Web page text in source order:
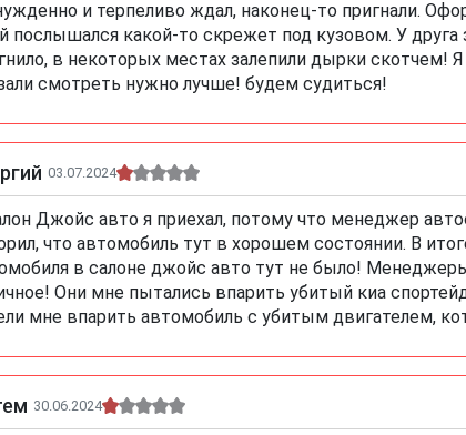
и терпеливо ждал, наконец-то пригнали.
послышался какой-то скрежет под кузовом. У друга
в некоторых местах залепили дырки
смотреть нужно лучше! будем судиться!
03.07.2024
Джойс авто я приехал, потому что менеджер
что автомобиль тут в хорошем состоянии. В
в салоне джойс авто тут не было!
Они мне пытались впарить убитый киа
мне впарить автомобиль с убитым двигателем,
30.06.2024